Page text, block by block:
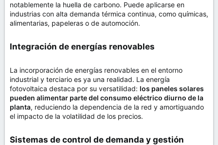
notablemente la huella de carbono. Puede aplicarse en
industrias con alta demanda térmica continua, como químicas,
alimentarias, papeleras o de automoción.
Integración de energías renovables​
La incorporación de energías renovables en el entorno
industrial y terciario es ya una realidad. La energía
fotovoltaica destaca por su versatilidad: los paneles solares
pueden alimentar parte del consumo eléctrico diurno de la
planta, reduciendo la dependencia de la red y amortiguando
el impacto de la volatilidad de los precios.
Sistemas de control de demanda y gestión